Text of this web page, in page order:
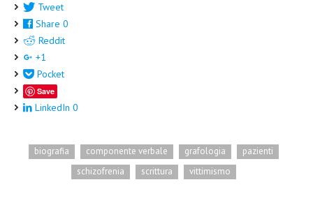
Tweet
Share 0
Reddit
+1
Pocket
Save
LinkedIn 0
biografia componente verbale grafologia
pazienti
schizofrenia
scrittura vittimismo